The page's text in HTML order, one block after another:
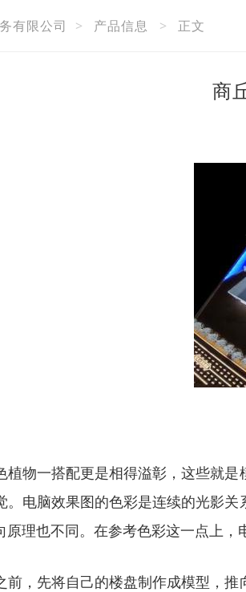
有限公司 > 产品信息 > 正文
商
植物一搭配更是相得溢彰，这些就
。电脑效果图的色彩是连续的光影
理也不同。在参考色彩这一点上
，先将自己的楼盘制作成模型，